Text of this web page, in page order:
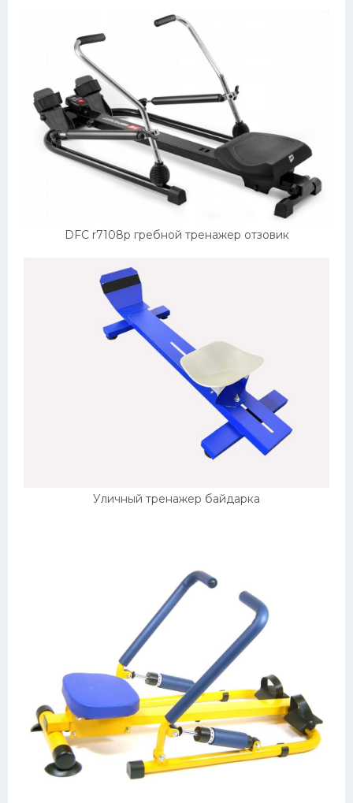
DFC r7108p гребной тренажер отзовик
Уличный тренажер байдарка